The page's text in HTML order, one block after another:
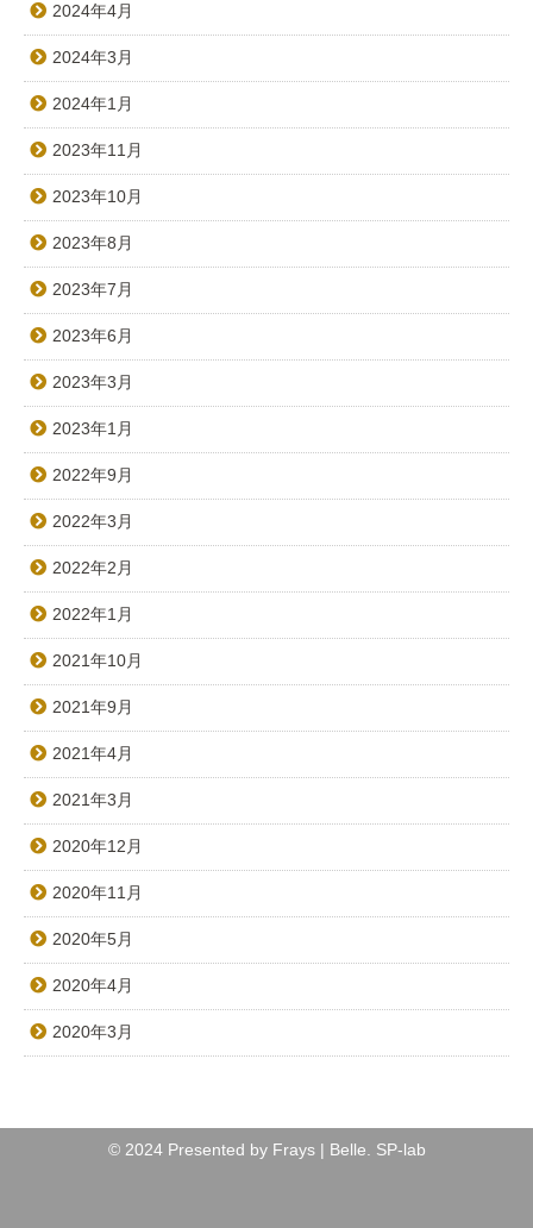
2024年4月
2024年3月
2024年1月
2023年11月
2023年10月
2023年8月
2023年7月
2023年6月
2023年3月
2023年1月
2022年9月
2022年3月
2022年2月
2022年1月
2021年10月
2021年9月
2021年4月
2021年3月
2020年12月
2020年11月
2020年5月
2020年4月
2020年3月
© 2024 Presented by Frays | Belle. SP-lab